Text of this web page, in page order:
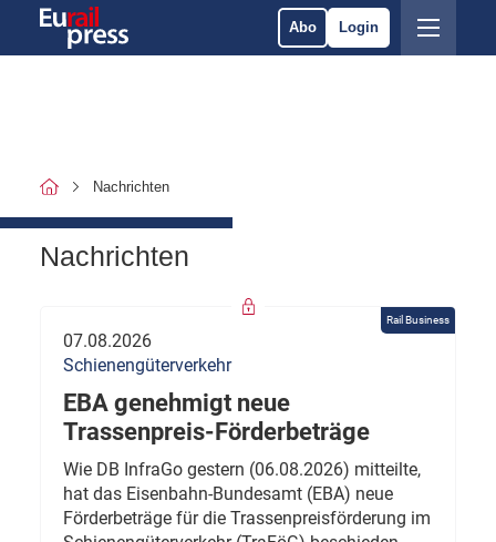
Abo Login
Nachrichten
Nachrichten
Rail Business
07.08.2026
Schienengüterverkehr
EBA genehmigt neue
Trassenpreis-Förderbeträge
Wie DB InfraGo gestern (06.08.2026) mitteilte,
hat das Eisenbahn-Bundesamt (EBA) neue
Förderbeträge für die Trassenpreisförderung im